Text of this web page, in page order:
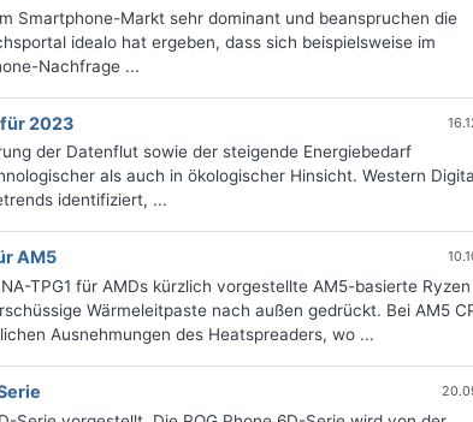
Smartphone-Markt sehr dominant und beanspruchen die
idealo hat ergeben, dass sich beispielsweise im
Nachfrage ...
2023
der Datenflut sowie der steigende Energiebedarf
als auch in ökologischer Hinsicht. Western
identifiziert, ...
AM5
TPG1 für AMDs kürzlich vorgestellte AM5-basierte Ryzen
Wärmeleitpaste nach außen gedrückt. Bei AM5
Ausnehmungen des Heatspreaders, wo ...